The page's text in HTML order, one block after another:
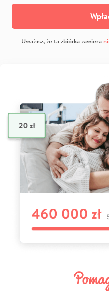
Uważasz, że ta zbiórka zawiera